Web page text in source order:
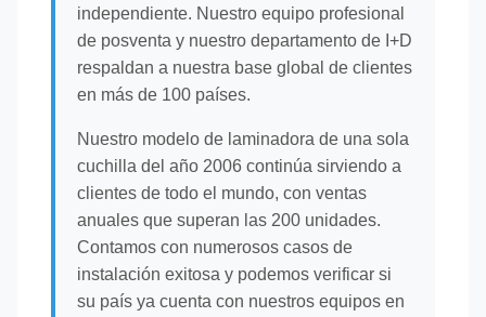
independiente. Nuestro equipo profesional
de posventa y nuestro departamento de I+D
respaldan a nuestra base global de clientes
en más de 100 países.
Nuestro modelo de laminadora de una sola
cuchilla del año 2006 continúa sirviendo a
clientes de todo el mundo, con ventas
anuales que superan las 200 unidades.
Contamos con numerosos casos de
instalación exitosa y podemos verificar si
su país ya cuenta con nuestros equipos en